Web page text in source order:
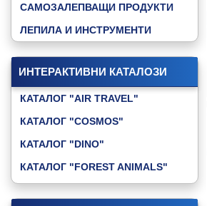
САМОЗАЛЕПВАЩИ ПРОДУКТИ
ЛЕПИЛА И ИНСТРУМЕНТИ
ИНТЕРАКТИВНИ КАТАЛОЗИ
КАТАЛОГ "AIR TRAVEL"
КАТАЛОГ "COSMOS"
КАТАЛОГ "DINO"
КАТАЛОГ "FOREST ANIMALS"